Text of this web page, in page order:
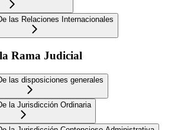
las Relaciones Internacionales
Rama Judicial
las disposiciones generales
la Jurisdicción Ordinaria